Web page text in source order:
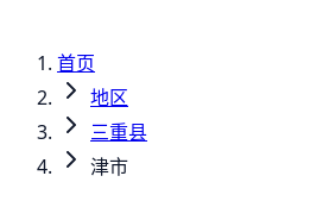
首页
地区
三重县
津市